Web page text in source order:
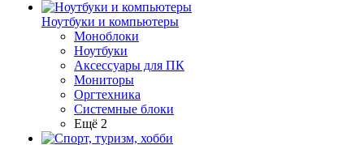
Ноутбуки и компьютеры
Моноблоки
Ноутбуки
Аксессуары для ПК
Мониторы
Оргтехника
Системные блоки
Ещё 2